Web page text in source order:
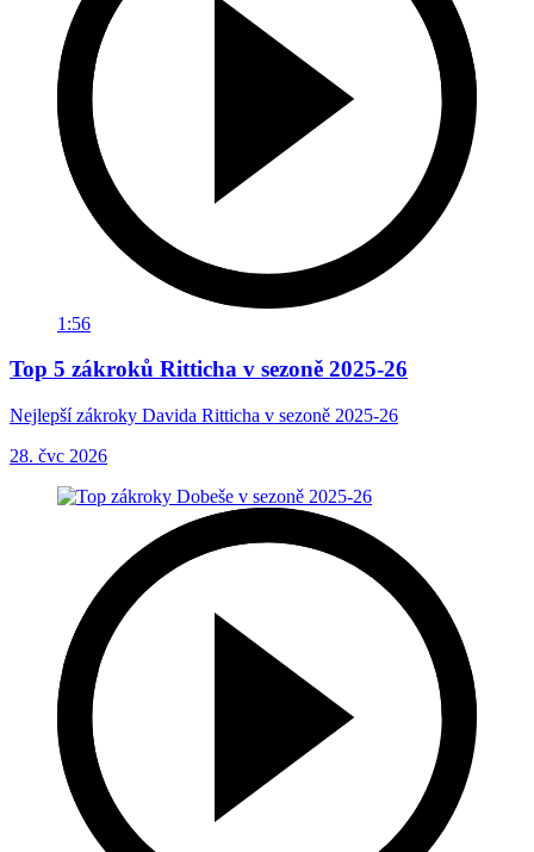
1:56
Top 5 zákroků Ritticha v sezoně 2025-26
Nejlepší zákroky Davida Ritticha v sezoně 2025-26
28. čvc 2026